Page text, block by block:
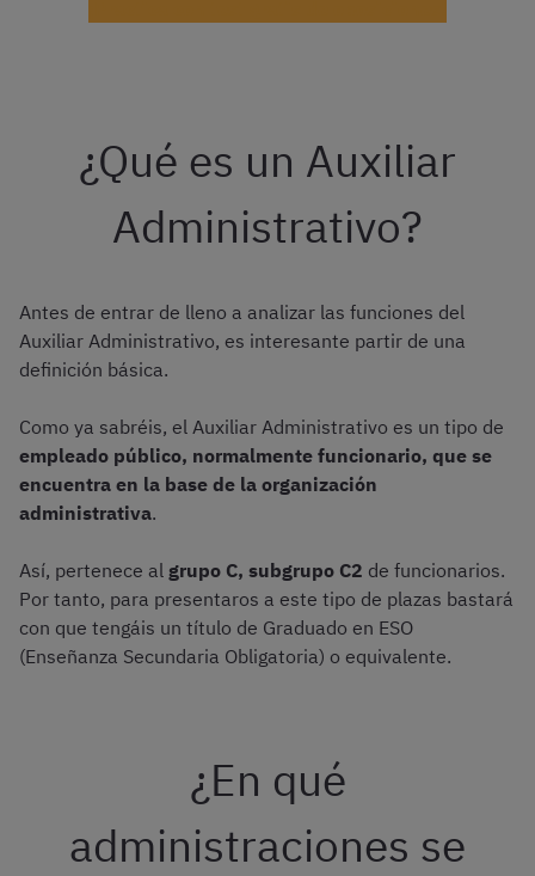
¿Qué es un Auxiliar
Administrativo?
Antes de entrar de lleno a analizar las funciones del
Auxiliar Administrativo, es interesante partir de una
definición básica.
Como ya sabréis, el Auxiliar Administrativo es un tipo de
empleado público, normalmente funcionario, que se
encuentra en la base de la organización
administrativa.
Así, pertenece al grupo C, subgrupo C2 de funcionarios.
Por tanto, para presentaros a este tipo de plazas bastará
con que tengáis un título de Graduado en ESO
(Enseñanza Secundaria Obligatoria) o equivalente.
¿En qué
administraciones se